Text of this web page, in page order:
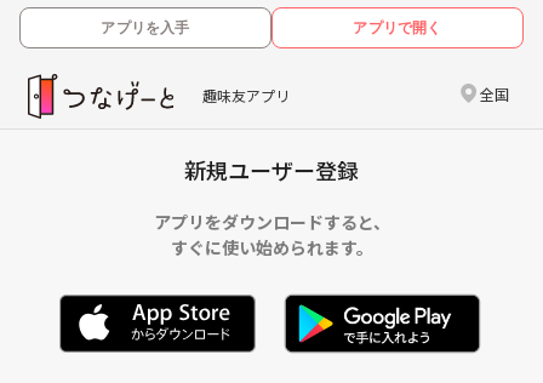
アプリを入手 アプリで開く
趣味友アプリ 全国
新規ユーザー登録
アプリをダウンロードすると、
すぐに使い始められます。